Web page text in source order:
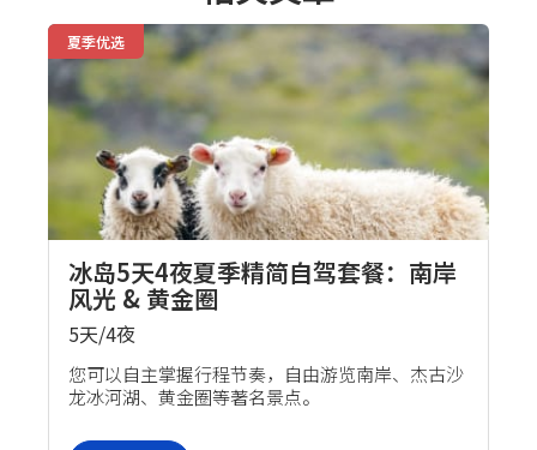
夏季优选
自驾套餐
冰岛5天4夜夏季精简自驾套餐：南岸
风光 & 黄金圈
5天/4夜
您可以自主掌握行程节奏，自由游览南岸、杰古沙
龙冰河湖、黄金圈等著名景点。